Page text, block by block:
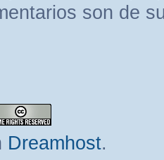
son de
Dreamhost.